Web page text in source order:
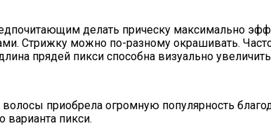
делать прическу максимально
Стрижку можно по-разному окрашивать.
прядей пикси способна визуально
волосы приобрела огромную популярность
пикси.